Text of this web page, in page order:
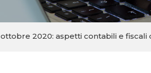
2020: aspetti contabili e